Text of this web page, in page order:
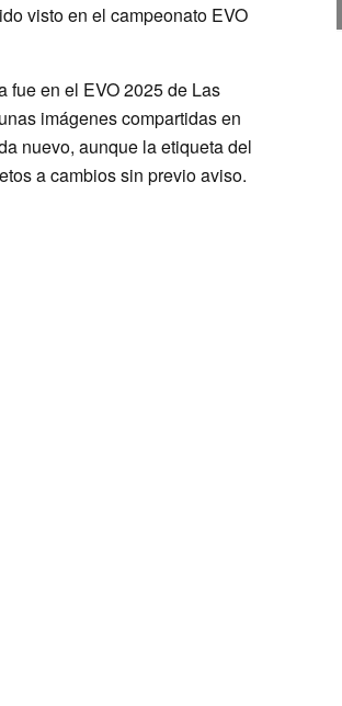
visto en el campeonato EVO
fue en el EVO 2025 de Las
imágenes compartidas en
nuevo, aunque la etiqueta del
a cambios sin previo aviso.